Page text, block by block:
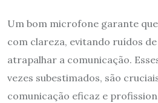
Um bom microfone garante
com clareza, evitando ruídos
atrapalhar a comunicação.
vezes subestimados, são
comunicação eficaz e